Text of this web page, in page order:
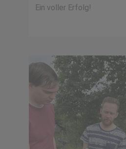
Ein voller Erfolg!